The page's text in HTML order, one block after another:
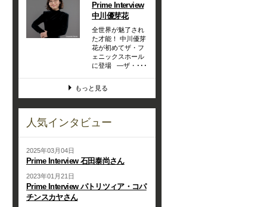
Prime Interview
中川優芽花
全世界が魅了され
た才能！ 中川優芽
花が初めてザ・フ
ェニックスホール
に登場 —ザ・･･･
もっと見る
人気インタビュー
2025年03月04日
Prime Interview 石田泰尚さん
2023年01月21日
Prime Interview パトリツィア・コパ
チンスカヤさん